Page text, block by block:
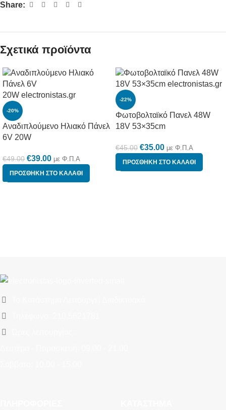
Share:
Σχετικά προϊόντα
-20%
Αναδιπλούμενο Ηλιακό Πάνελ
6V 20W
€49.00 €39.00 με Φ.Π.Α
ΠΡΟΣΘΉΚΗ ΣΤΟ ΚΑΛΆΘΙ
-22%
Φωτοβολταϊκό Πανελ 48W
18V 53×35cm
€45.00 €35.00 με Φ.Π.Α
ΠΡΟΣΘΉΚΗ ΣΤΟ ΚΑΛΆΘΙ